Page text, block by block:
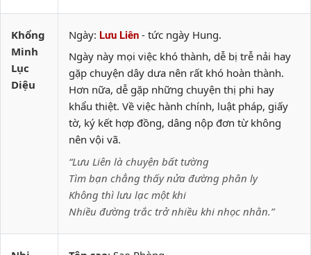
Khổng
Minh
Lục
Diệu
Ngày: Lưu Liên - tức ngày Hung.
Ngày này mọi việc khó thành, dễ bị trễ nải hay
gặp chuyện dây dưa nên rất khó hoàn thành.
Hơn nữa, dễ gặp những chuyện thị phi hay
khẩu thiệt. Về việc hành chính, luật pháp, giấy
tờ, ký kết hợp đồng, dâng nộp đơn từ không
nên vội vã.
“Lưu Liên là chuyện bất tường
Tìm bạn chẳng thấy nửa đường phân ly
Không thì lưu lạc một khi
Nhiều đường trắc trở nhiều khi nhọc nhằn.”